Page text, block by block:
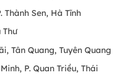
– hỗ trợ bảng tên
mẫu, đúng kích thước,
Thành Sen, Hà Tĩnh
Thư
Tân Quang, Tuyên Quang
P. Quan Triều, Thái